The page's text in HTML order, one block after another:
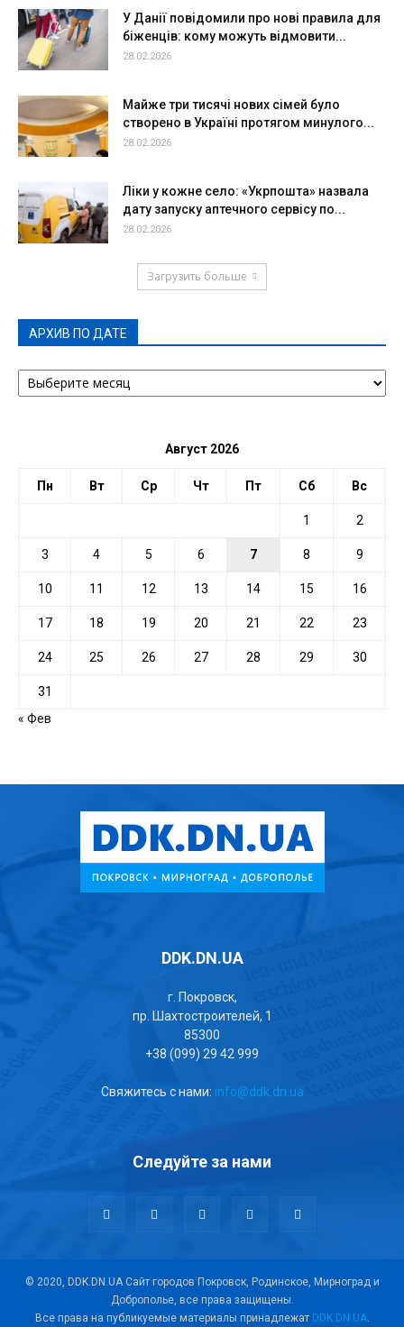
У Данії повідомили про нові правила для
біженців: кому можуть відмовити...
28.02.2026
Майже три тисячі нових сімей було
створено в Україні протягом минулого...
28.02.2026
Ліки у кожне село: «Укрпошта» назвала
дату запуску аптечного сервісу по...
28.02.2026
Загрузить больше
АРХИВ ПО ДАТЕ
АРХИВ
ПО
Август 2026
Пн Вт Ср Чт Пт Сб Вс
1 2
3 4 5 6 7 8 9
10 11 12 13 14 15 16
17 18 19 20 21 22 23
24 25 26 27 28 29 30
31
« Фев
DDK.DN.UA
г. Покровск,
пр. Шахтостроителей, 1
85300
+38 (099) 29 42 999
Свяжитесь с нами: info@ddk.dn.ua
Следуйте за нами
© 2020, DDK.DN.UA Сайт городов Покровск, Родинское, Мирноград и
Доброполье, все права защищены.
Все права на публикуемые материалы принадлежат DDK.DN.UA.